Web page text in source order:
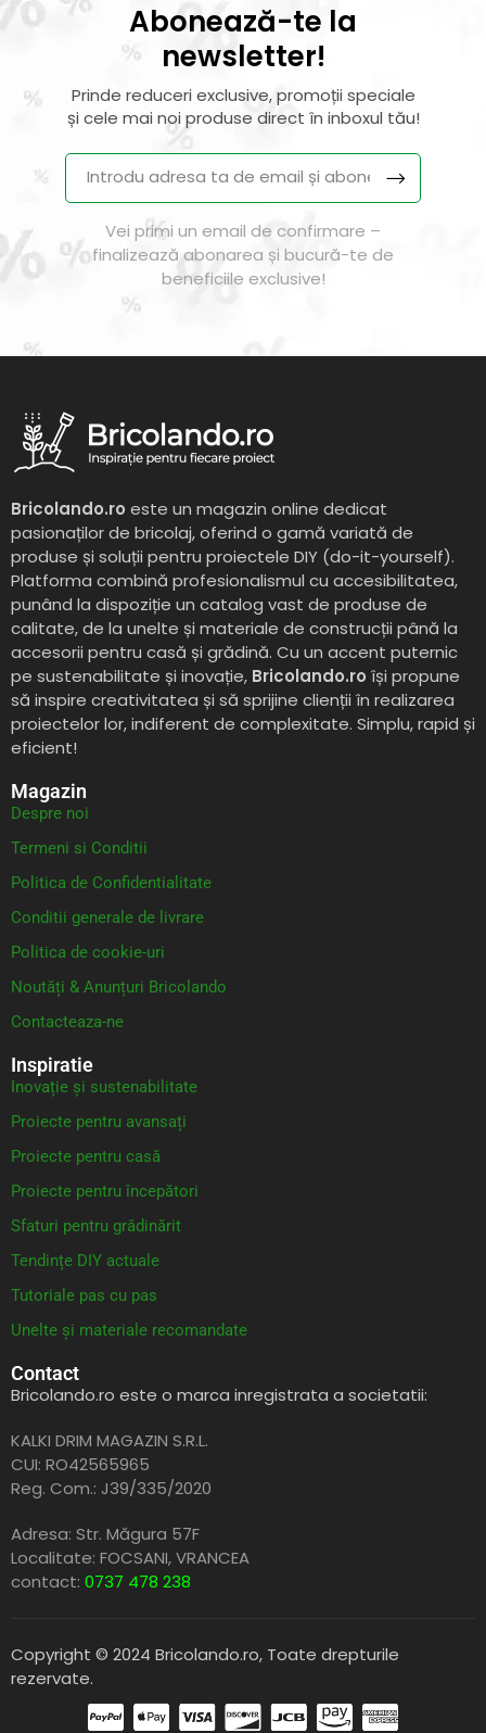
Abonează-te la
newsletter!
Prinde reduceri exclusive, promoții speciale
și cele mai noi produse direct în inboxul tău!
Vei primi un email de confirmare –
finalizează abonarea și bucură-te de
beneficiile exclusive!
Bricolando.ro este un magazin online dedicat
pasionaților de bricolaj, oferind o gamă variată de
produse și soluții pentru proiectele DIY (do-it-yourself).
Platforma combină profesionalismul cu accesibilitatea,
punând la dispoziție un catalog vast de produse de
calitate, de la unelte și materiale de construcții până la
accesorii pentru casă și grădină. Cu un accent puternic
pe sustenabilitate și inovație, Bricolando.ro își propune
să inspire creativitatea și să sprijine clienții în realizarea
proiectelor lor, indiferent de complexitate. Simplu, rapid și
eficient!
Magazin
Despre noi
Termeni si Conditii
Politica de Confidentialitate
Conditii generale de livrare
Politica de cookie-uri
Noutăți & Anunțuri Bricolando
Contacteaza-ne
Inspiratie
Inovație și sustenabilitate
Proiecte pentru avansați
Proiecte pentru casă
Proiecte pentru începători
Sfaturi pentru grădinărit
Tendințe DIY actuale
Tutoriale pas cu pas
Unelte și materiale recomandate
Contact
Bricolando.ro este o marca inregistrata a societatii:
KALKI DRIM MAGAZIN S.R.L.
CUI: RO42565965
Reg. Com.: J39/335/2020
Adresa: Str. Măgura 57F
Localitate: FOCSANI,VRANCEA
contact: 0737 478 238
Copyright © 2024 Bricolando.ro, Toate drepturile
rezervate.